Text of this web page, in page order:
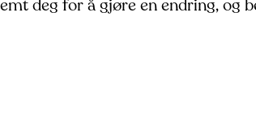
deg for å gjøre en endring, og